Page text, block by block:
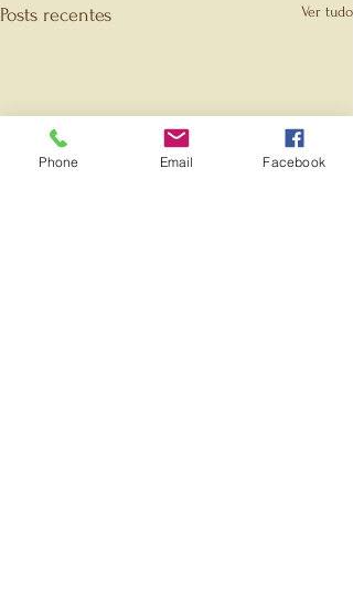
Posts recentes Ver tudo
Phone Email Facebook